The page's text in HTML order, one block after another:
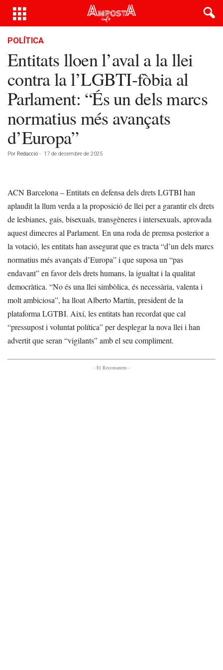
POLÍTICA
Entitats lloen l’aval a la llei
contra la l’LGBTI-fòbia al
Parlament: “És un dels marcs
normatius més avançats
d’Europa”
Por Redacció - 17 de desembre de 2025
ACN Barcelona – Entitats en defensa dels drets LGTBI han
aplaudit la llum verda a la proposició de llei per a garantir els drets
de lesbianes, gais, bisexuals, transgèneres i intersexuals, aprovada
aquest dimecres al Parlament. En una roda de premsa posterior a
la votació, les entitats han assegurat que es tracta “d’un dels marcs
normatius més avançats d’Europa” i que suposa un “pas
endavant” en favor dels drets humans, la igualtat i la qualitat
democràtica. “No és una llei simbòlica, és necessària, valenta i
molt ambiciosa”, ha lloat Alberto Martín, president de la
plataforma LGTBI. Així, les entitats han recordat que cal
“pressupost i voluntat política” per desplegar la nova llei i han
advertit que seran “vigilants” amb el seu compliment.
- Et Recomanem -